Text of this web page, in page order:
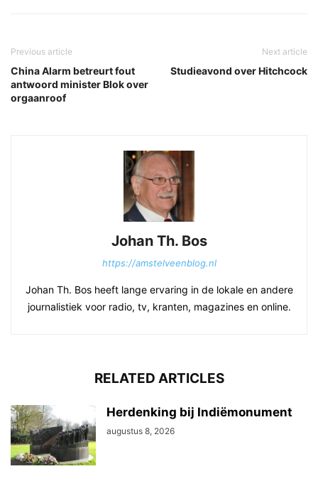
Previous article
China Alarm betreurt fout
antwoord minister Blok over
orgaanroof
Next article
Studieavond over Hitchcock
Johan Th. Bos
https://amstelveenblog.nl
Johan Th. Bos heeft lange ervaring in de lokale en andere
journalistiek voor radio, tv, kranten, magazines en online.
RELATED ARTICLES
Herdenking bij Indiëmonument
augustus 8, 2026